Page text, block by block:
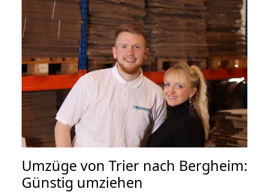
Umzüge von Trier nach Bergheim:
Günstig umziehen